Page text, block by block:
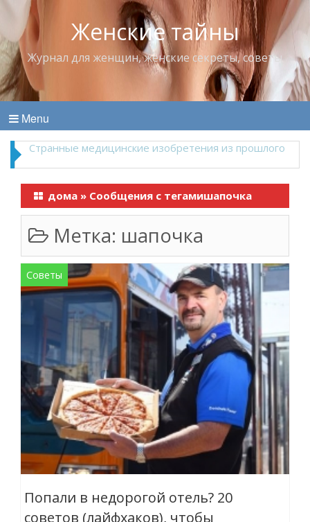
Женские тайны
Журнал для женщин, женские секреты, советы
Menu
Что пить в жару
дома » Сообщения с тегамишапочка
Метка: шапочка
Советы
Попали в недорогой отель? 20
советов (лайфхаков), чтобы